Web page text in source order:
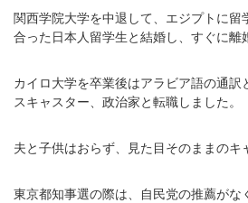
関西学院大学を中退して、エジプトに留
合った日本人留学生と結婚し、すぐに離
カイロ大学を卒業後はアラビア語の通訳
スキャスター、政治家と転職しました。
夫と子供はおらず、見た目そのままのキ
東京都知事選の際は、自民党の推薦がな